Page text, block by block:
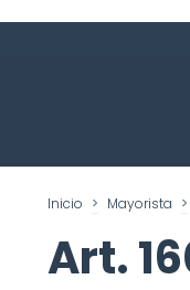
Inicio > Mayorista >
Art.